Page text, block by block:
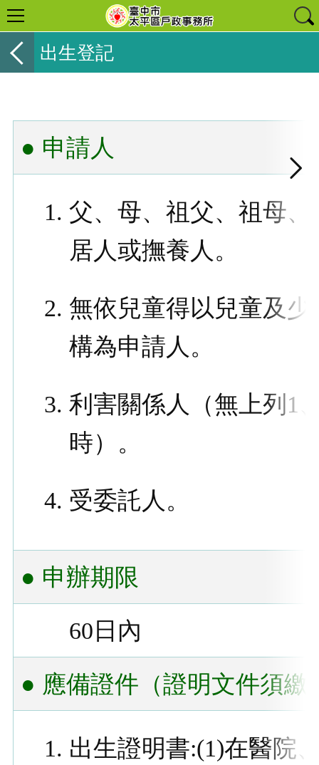
出生登記
● 申請人
父、母、祖父、祖母、
居人或撫養人。
無依兒童得以兒童及少
構為申請人。
利害關係人（無上列1
時）。
受委託人。
● 申辦期限
60日內
● 應備證件 （證明文件須
出生證明書:(1)在醫院